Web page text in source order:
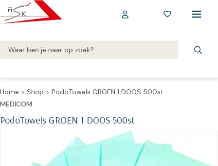
Home > Shop > PodoTowels GROEN 1 DOOS 500st
PodoTowels GROEN 1 DOOS 500st
MEDICOM